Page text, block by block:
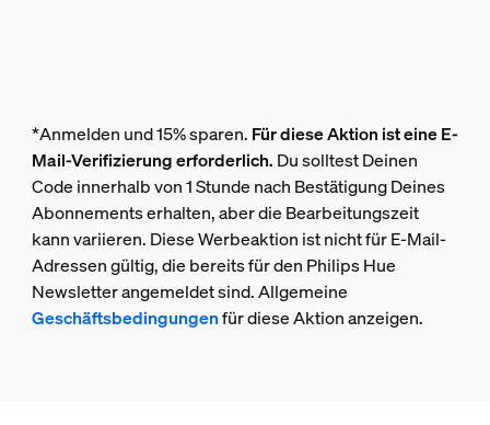
*Anmelden und 15% sparen. Für diese Aktion ist eine E-
Mail-Verifizierung erforderlich. Du solltest Deinen
Code innerhalb von 1 Stunde nach Bestätigung Deines
Abonnements erhalten, aber die Bearbeitungszeit
kann variieren. Diese Werbeaktion ist nicht für E-Mail-
Adressen gültig, die bereits für den Philips Hue
Newsletter angemeldet sind. Allgemeine
Geschäftsbedingungenfür diese Aktion anzeigen.